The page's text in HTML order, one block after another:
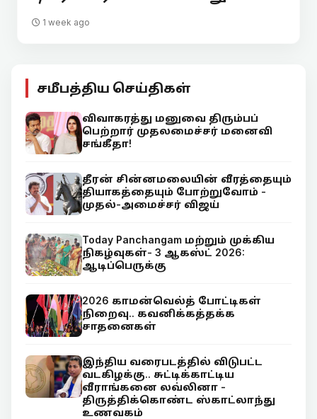
1 week ago
சமீபத்திய செய்திகள்
விவாகரத்து மனுவை திரும்பப்
பெற்றார் முதலமைச்சர் மனைவி
சங்கீதா!
தீரன் சின்னமலையின் வீரத்தையும்
தியாகத்தையும் போற்றுவோம் -
முதல்-அமைச்சர் விஜய்
Today Panchangam மற்றும் முக்கிய
நிகழ்வுகள்- 3 ஆகஸ்ட் 2026:
ஆடிப்பெருக்கு
2026 காமன்வெல்த் போட்டிகள்
நிறைவு.. கவனிக்கத்தக்க
சாதனைகள்
இந்திய வரைபடத்தில் விடுபட்ட
வடகிழக்கு.. சுட்டிக்காட்டிய
வீராங்கனை லவ்லினா -
திருத்திக்கொண்ட ஸ்காட்லாந்து
உணவகம்